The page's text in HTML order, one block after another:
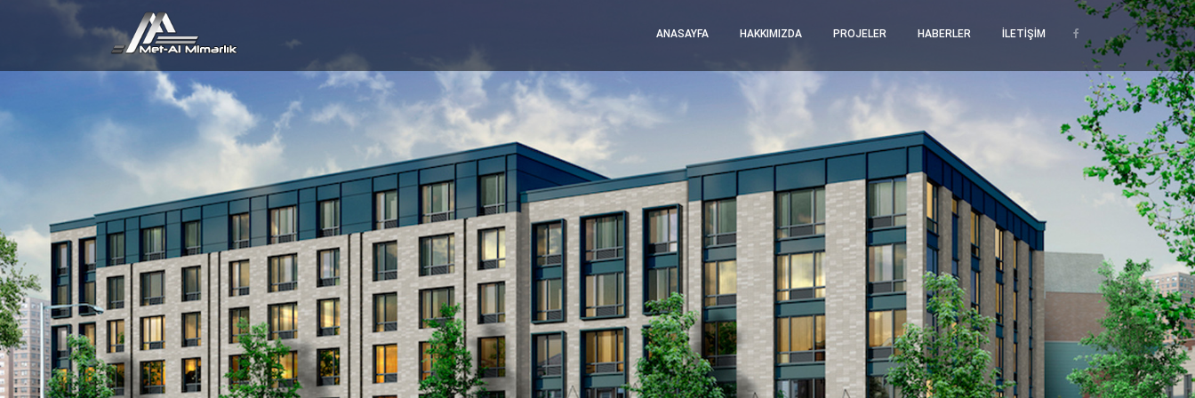
ANASAYFA HAKKIMIZDA PROJELER HABERLER İLETİŞİM